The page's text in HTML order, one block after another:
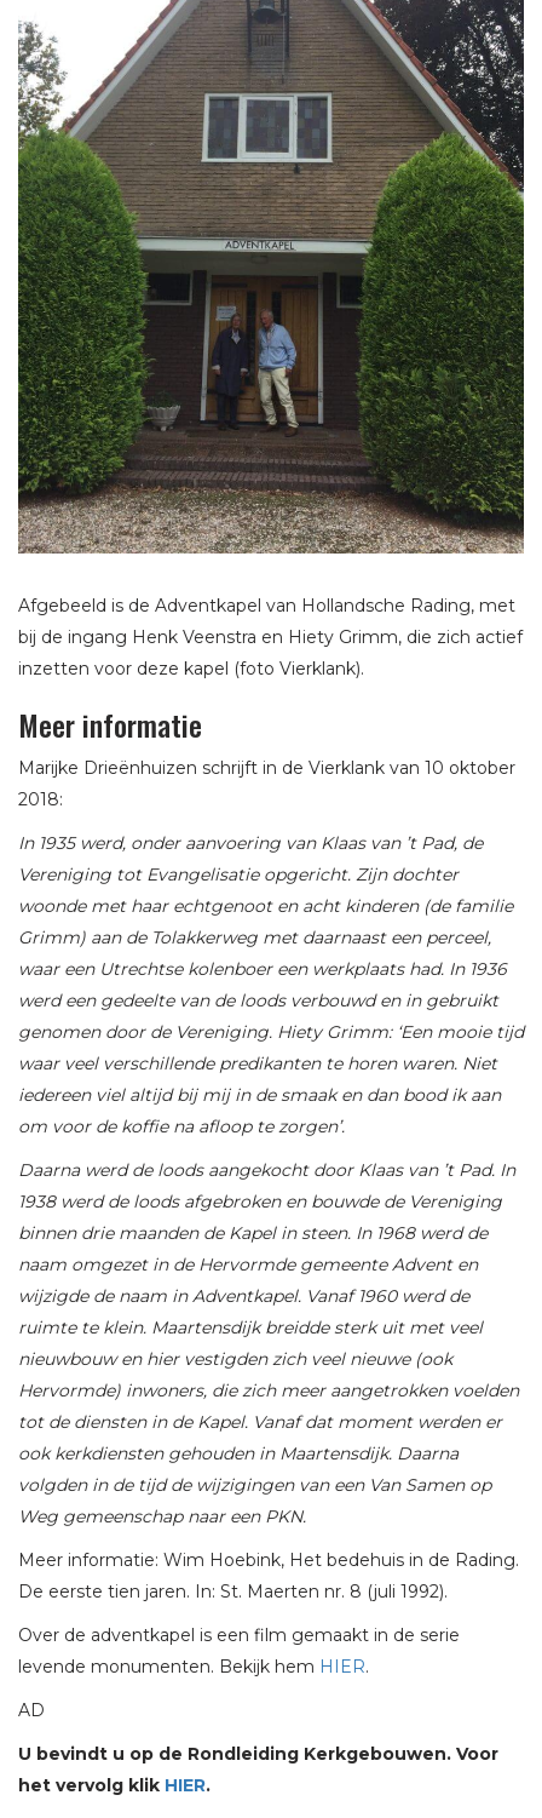
Afgebeeld is de Adventkapel van Hollandsche Rading, met
bij de ingang Henk Veenstra en Hiety Grimm, die zich actief
inzetten voor deze kapel (foto Vierklank).
Meer informatie
Marijke Drieënhuizen schrijft in de Vierklank van 10 oktober
2018:
In 1935 werd, onder aanvoering van Klaas van ’t Pad, de
Vereniging tot Evangelisatie opgericht. Zijn dochter
woonde met haar echtgenoot en acht kinderen (de familie
Grimm) aan de Tolakkerweg met daarnaast een perceel,
waar een Utrechtse kolenboer een werkplaats had. In 1936
werd een gedeelte van de loods verbouwd en in gebruikt
genomen door de Vereniging. Hiety Grimm: ‘Een mooie tijd
waar veel verschillende predikanten te horen waren. Niet
iedereen viel altijd bij mij in de smaak en dan bood ik aan
om voor de koffie na afloop te zorgen’.
Daarna werd de loods aangekocht door Klaas van ’t Pad. In
1938 werd de loods afgebroken en bouwde de Vereniging
binnen drie maanden de Kapel in steen. In 1968 werd de
naam omgezet in de Hervormde gemeente Advent en
wijzigde de naam in Adventkapel. Vanaf 1960 werd de
ruimte te klein. Maartensdijk breidde sterk uit met veel
nieuwbouw en hier vestigden zich veel nieuwe (ook
Hervormde) inwoners, die zich meer aangetrokken voelden
tot de diensten in de Kapel. Vanaf dat moment werden er
ook kerkdiensten gehouden in Maartensdijk. Daarna
volgden in de tijd de wijzigingen van een Van Samen op
Weg gemeenschap naar een PKN.
Meer informatie: Wim Hoebink, Het bedehuis in de Rading.
De eerste tien jaren. In: St. Maerten nr. 8 (juli 1992).
Over de adventkapel is een film gemaakt in de serie
levende monumenten. Bekijk hem HIER.
AD
U bevindt u op de Rondleiding Kerkgebouwen. Voor
het vervolg klik HIER.